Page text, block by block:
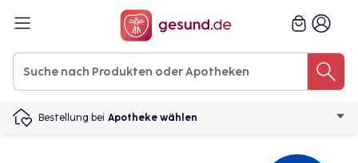
Bestellung bei Apotheke wählen